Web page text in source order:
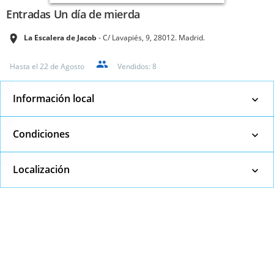
Entradas Un día de mierda
La Escalera de Jacob C/ Lavapiés, 9, 28012. Madrid.
Hasta el 22 de Agosto Vendidos: 8
Información local
Condiciones
Localización